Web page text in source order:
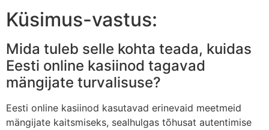
Küsimus-vastus:
Mida tuleb selle kohta teada, kuidas
Eesti online kasiinod tagavad
mängijate turvalisuse?
Eesti online kasiinod kasutavad erinevaid meetmeid
mängijate kaitsmiseks, sealhulgas tõhusat autentimise